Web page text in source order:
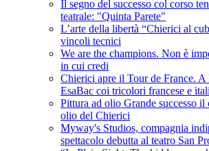
Il segno del successo col corso
teatrale: "Quinta Parete"
L’arte della libertà “Chierici al
vincoli tecnici
We are the champions. Non è
in cui credi
Chierici apre il Tour de France. A
EsaBac coi tricolori francese e
Pittura ad olio Grande successo il
olio del Chierici
Myway's Studios, compagnia
spettacolo debutta al teatro San